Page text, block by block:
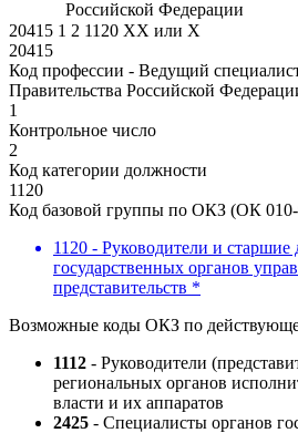
Российской Федерации
20415 1 2 1120 XX или X
20415
Код профессии - Ведущий
Правительства Российской
1
Контрольное число
2
Код категории должности
1120
Код базовой группы по ОКЗ (ОК
1120 - Руководители и
государственных органов
представительств *
Возможные коды ОКЗ по
1112 - Руководители
региональных органов
власти и их аппаратов
2425 - Специалисты органов